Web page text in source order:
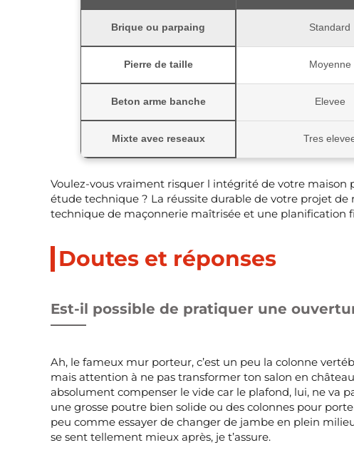
Brique ou parpaing Standard
Pierre de taille Moyenne
Beton arme banche Elevee
Mixte avec reseaux Tres
Voulez-vous vraiment risquer l intégrité de votre
étude technique ? La réussite durable de votre projet
technique de maçonnerie maîtrisée et une planification
Doutes et réponses
Est-il possible de pratiquer une
Ah, le fameux mur porteur, c’est un peu la colonne
mais attention à ne pas transformer ton salon en
absolument compenser le vide car le plafond, lui, ne va
une grosse poutre bien solide ou des colonnes pour
peu comme essayer de changer de jambe en plein
se sent tellement mieux après, je t’assure.